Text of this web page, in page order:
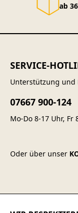
ab
SERVICE-
Unterstützung und
07667 900-124
Mo-Do 8-17 Uhr, Fr
Oder über unser